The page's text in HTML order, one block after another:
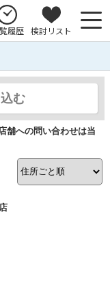
履歴 検討リスト
む
舗への問い合わせは当